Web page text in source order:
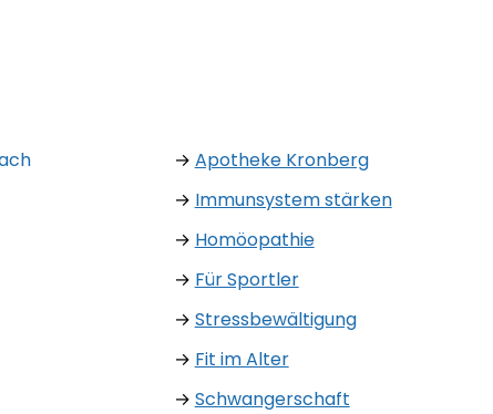
→ Apotheke Kronberg
→ Immunsystem stärken
→ Homöopathie
→ Für Sportler
→ Stressbewältigung
→ Fit im Alter
→ Schwangerschaft